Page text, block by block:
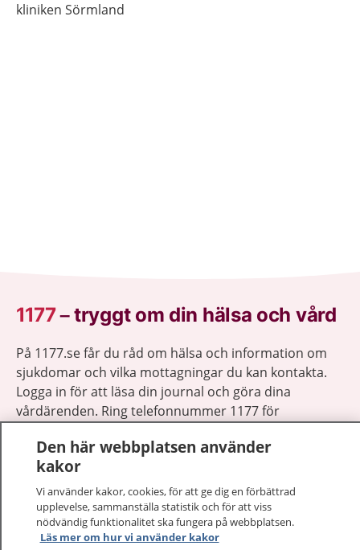
kliniken Sörmland
1177–tryggt om din hälsa och vård
På 1177.se får du råd om hälsa och information om
sjukdomar och vilka mottagningar du kan kontakta.
Logga in för att läsa din journal och göra dina
vårdärenden. Ring telefonnummer 1177 för
1177 ger dig råd när du vill må bättre.
Den här webbplatsen använder
kakor
Vi använder kakor, cookies, för att ge dig en förbättrad
upplevelse, sammanställa statistik och för att viss
nödvändig funktionalitet ska fungera på webbplatsen.
Läs mer om hur vi använder kakor